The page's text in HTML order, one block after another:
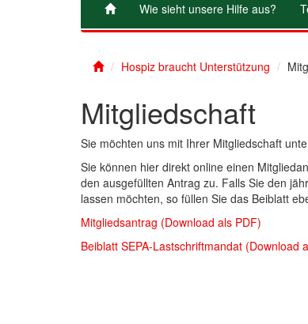
Wie sieht unsere Hilfe aus?
Hospiz braucht Unterstützung
Mitgliedschaft
Sie möchten uns mit Ihrer Mitgliedschaft
Sie können hier direkt online einen
den ausgefüllten Antrag zu. Falls Sie den
lassen möchten, so füllen Sie das Beiblatt
Mitgliedsantrag (Download als PDF)
Beiblatt SEPA-Lastschriftmandat (Download